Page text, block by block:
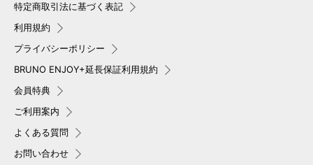
特定商取引法に基づく表記
利用規約
プライバシーポリシー
BRUNO ENJOY+延長保証利用規約
会員特典
ご利用案内
よくある質問
お問い合わせ